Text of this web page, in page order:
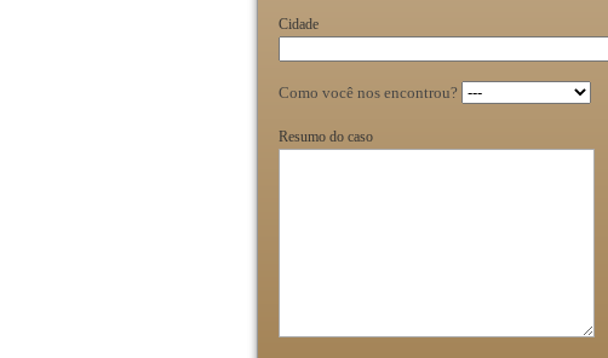
Cidade
Como você nos encontrou?
Resumo do caso